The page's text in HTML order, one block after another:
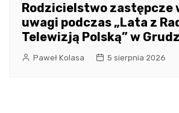
Rodzicielstwo zastępcze
uwagi podczas „Lata z
Telewizją Polską” w
Paweł Kolasa 5 sierpnia 2026